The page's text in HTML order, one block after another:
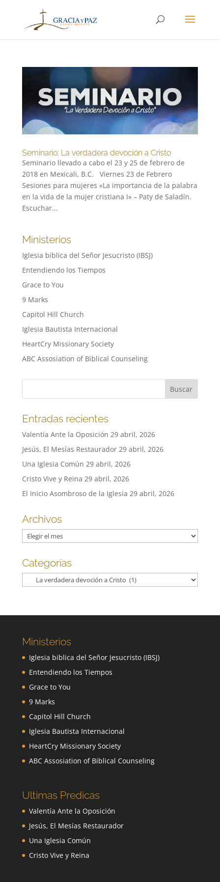
Seminario: La verdadera devoción a Cristo
Seminario llevado a cabo el 23 y 25 de febrero de
2018 en Mexicali, B.C. Viernes 23 de Febrero
Sesiones para mujeres «La importancia de la palabra
en la vida de la mujer cristiana I» – Paty de Saladín.
Escuchar...
Ministerios
Iglesia biblica del Señor Jesucristo (IBSJ)
Entendiendo los Tiempos
Grace to You
9 Marks
Capitol Hill Church
Iglesia Bautista Internacional
HeartCry Missionary Society
ABC Assosiation of Biblical Counseling
Entradas recientes
Valentía Ante la Oposición 29 abril, 2026
Jesús, El Mesías Restaurador 29 abril, 2026
Una Iglesia Común 29 abril, 2026
Cristo Vive y Reina 29 abril, 2026
El Inicio Asombroso de la Iglesia 29 abril, 2026
Archivos
Archivos
Categorías
Categorías
Ministerios
Iglesia biblica del Señor Jesucristo (IBSJ)
Entendiendo los Tiempos
Grace to You
9 Marks
Capitol Hill Church
Iglesia Bautista Internacional
HeartCry Missionary Society
ABC Assosiation of Biblical Counseling
Ultimas Predicas
Valentía Ante la Oposición
Jesús, El Mesías Restaurador
Una Iglesia Común
Cristo Vive y Reina